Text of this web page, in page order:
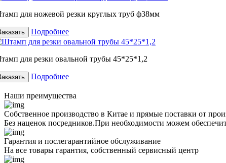
для ножевой резки круглых труб ф38мм
Подробнее
для резки овальной трубы 45*25*1,2
Подробнее
Наши преимущества
Собственное производство в Китае и прямые поставки от
Без наценок посредников.При необходимости можем
Гарантия и послегарантийное обслуживание
На все товары гарантия, собственный сервисный центр